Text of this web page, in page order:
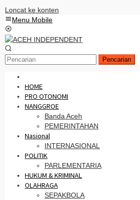
Loncat ke konten
Menu Mobile
Pencarian
HOME
PRO OTONOMI
NANGGROE
Banda Aceh
PEMERINTAHAN
Nasional
INTERNASIONAL
POLITIK
PARLEMENTARIA
HUKUM & KRIMINAL
OLAHRAGA
SEPAKBOLA